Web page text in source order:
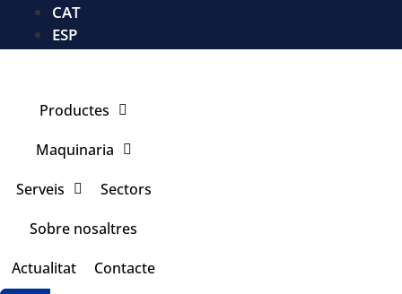
CAT
ESP
Productes
Maquinaria
Serveis
Sectors
Sobre nosaltres
Actualitat
Contacte